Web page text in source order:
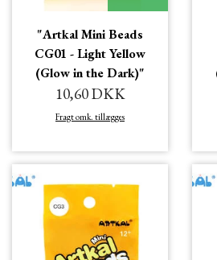
"Artkal Mini Beads
CG01 - Light Yellow
(Glow in the Dark)"
10,60 DKK
Fragt omk. tillægges